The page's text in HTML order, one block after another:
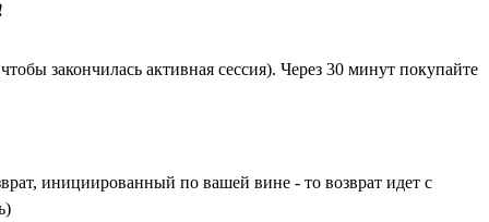
закончилась активная сессия). Через 30 минут покупайте
инициированный по вашей вине - то возврат идет с